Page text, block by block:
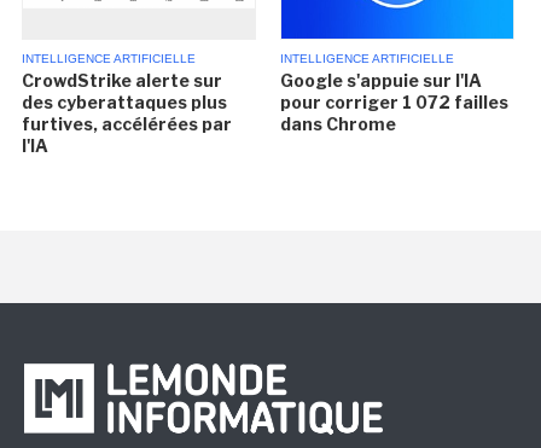
INTELLIGENCE ARTIFICIELLE
CrowdStrike alerte sur
des cyberattaques plus
furtives, accélérées par
l'IA
INTELLIGENCE ARTIFICIELLE
Google s'appuie sur l'IA
pour corriger 1 072 failles
dans Chrome